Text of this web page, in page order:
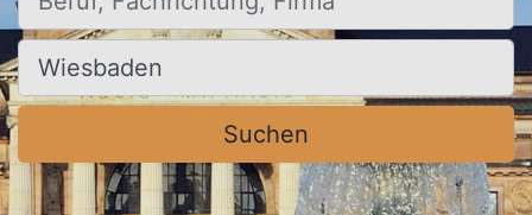
Ort, Stadt
Suchen